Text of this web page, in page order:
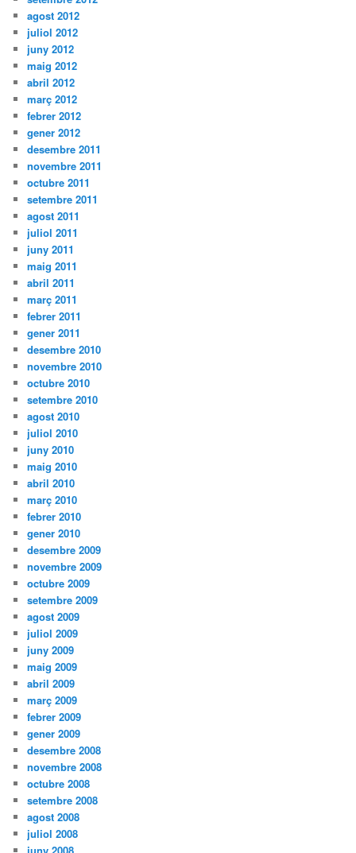
agost 2012
juliol 2012
juny 2012
maig 2012
abril 2012
març 2012
febrer 2012
gener 2012
desembre 2011
novembre 2011
octubre 2011
setembre 2011
agost 2011
juliol 2011
juny 2011
maig 2011
abril 2011
març 2011
febrer 2011
gener 2011
desembre 2010
novembre 2010
octubre 2010
setembre 2010
agost 2010
juliol 2010
juny 2010
maig 2010
abril 2010
març 2010
febrer 2010
gener 2010
desembre 2009
novembre 2009
octubre 2009
setembre 2009
agost 2009
juliol 2009
juny 2009
maig 2009
abril 2009
març 2009
febrer 2009
gener 2009
desembre 2008
novembre 2008
octubre 2008
setembre 2008
agost 2008
juliol 2008